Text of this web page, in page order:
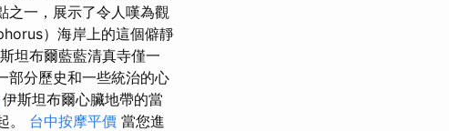
之一，展示了令人嘆為觀
）海岸上的這個僻靜
坦布爾藍藍清真寺僅一
部分歷史和一些統治的心
伊斯坦布爾心臟地帶的當
。 台中按摩平價 當您進